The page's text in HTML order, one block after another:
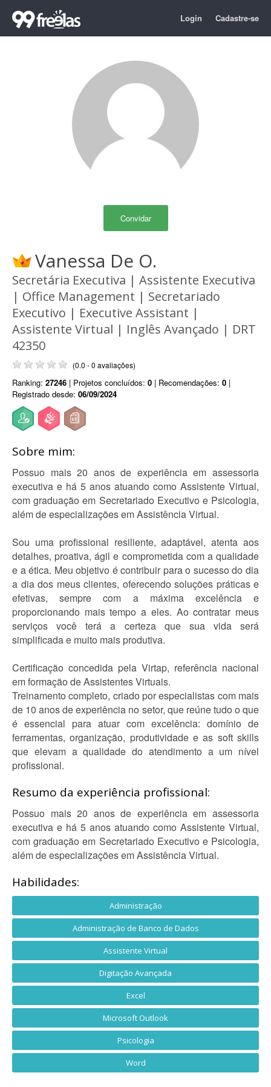
Login Cadastre-se
Convidar
Vanessa De O.
Secretária Executiva | Assistente Executiva
| Office Management | Secretariado
Executivo | Executive Assistant |
Assistente Virtual | Inglês Avançado | DRT
42350
(0.0 - 0 avaliações)
Ranking: 27246 | Projetos concluídos: 0 | Recomendações: 0 |
Registrado desde: 06/09/2024
Sobre mim:
Possuo mais 20 anos de experiência em assessoria
executiva e há 5 anos atuando como Assistente Virtual,
com graduação em Secretariado Executivo e Psicologia,
além de especializações em Assistência Virtual.
Sou uma profissional resiliente, adaptável, atenta aos
detalhes, proativa, ágil e comprometida com a qualidade
e a ética. Meu objetivo é contribuir para o sucesso do dia
a dia dos meus clientes, oferecendo soluções práticas e
efetivas, sempre com a máxima excelência e
proporcionando mais tempo a eles. Ao contratar meus
serviços você terá a certeza que sua vida será
simplificada e muito mais produtiva.
Certificação concedida pela Virtap, referência nacional
em formação de Assistentes Virtuais.
Treinamento completo, criado por especialistas com mais
de 10 anos de experiência no setor, que reúne tudo o que
é essencial para atuar com excelência: domínio de
ferramentas, organização, produtividade e as soft skills
que elevam a qualidade do atendimento a um nível
profissional.
Resumo da experiência profissional:
Possuo mais 20 anos de experiência em assessoria
executiva e há 5 anos atuando como Assistente Virtual,
com graduação em Secretariado Executivo e Psicologia,
além de especializações em Assistência Virtual.
Habilidades:
Administração
Administração de Banco de Dados
Assistente Virtual
Digitação Avançada
Excel
Microsoft Outlook
Psicologia
Word